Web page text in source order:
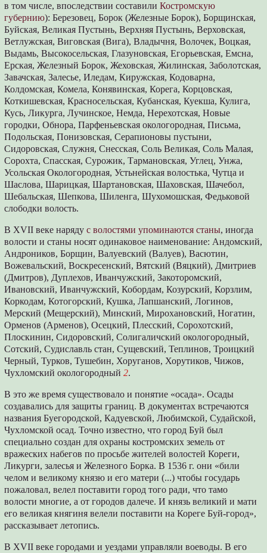
в том числе, впоследствии составилиКостромскую
губернию): Березовец, Борок (Железные Борок), Борщинская,
Буйская, Великая Пустынь, Верхняя Пустынь, Верховская,
Ветлужская, Виговская (Вига), Владычня, Волочек, Воцкая,
Выдамь, Высокосельская, Глазуновская, Егорьевская, Емсна,
Ерская, Железный Борок, Жеховская, Жилинская, Заболотская,
Завачская, Залесье, Иледам, Киружская, Кодоварна,
Колдомская, Комела, Конявинская, Корега, Корцовская,
Коткишевская, Красносельская, Кубанская, Куекша, Кулига,
Кусь, Ликурга, Лучинское, Немда, Нерехотская, Новые
городки, Обнора, Парфеньевская окологородная, Письма,
Подольская, Понизовская, Серапионовы пустыни,
Сидоровская, Служня, Снесская, Соль Великая, Соль Малая,
Сорохта, Спасская, Сурожик, Тармановская, Углец, Унжа,
Усольская Окологородная, Устьнейская волостька, Чутца и
Шаслова, Шарицкая, Шартановская, Шаховская, Шачебол,
Шебальская, Шепкова, Шиленга, Шухомошская, Федьковой
слободки волость.
В XVII веке нарядус волостями упоминаются станы, иногда
волости и станы носят одинаковое наименование: Андомский,
Андроников, Борщин, Валуевский (Валуев), Васютин,
Вожевальский, Воскресенский, Вятский (Вяцкий), Дмитриев
(Дмитров), Дуплехов, Иванчужский, Закоторомский,
Ивановский, Иванчужский, Кобордам, Козурский, Корзлим,
Коркодам, Котогорский, Кушка, Лапшанский, Логинов,
Мерский (Мещерский), Минский, Мирохановский, Ногатин,
Орменов (Арменов), Осецкий, Плесский, Сорохотский,
Плоскинин, Сидоровский, Солигаличский окологородный,
Сотский, Судиславль стан, Сущевский, Теплинов, Троицкий
Черный, Турков, Тушебин, Хоруганов, Хорутиков, Чижов,
Чухломский окологородный2.
В это же время существовало и понятие «осада». Осады
создавались для защиты границ. В документах встречаются
названия Буегородской, Кадуевской, Любимской, Судайской,
Чухломской осад. Точно известно, что город Буй был
специально создан для охраны костромских земель от
вражеских набегов по просьбе жителей волостей Кореги,
Ликурги, залесья и Железного Борка. В 1536 г. они «били
челом и великому князю и его матери (...) чтобы государь
пожаловал, велел поставити город того ради, что тамо
волости многие, а от городов далече. И князь великий и мати
его великая княгиня велели поставити на Кореге Буй-город»,
рассказывает летопись.
В XVII веке городами и уездами управляли воеводы. В его